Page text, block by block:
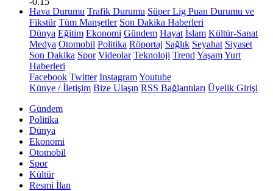
Hava Durumu Trafik Durumu Süper Lig Puan Durumu ve
Fikstür Tüm Manşetler Son Dakika Haberleri
Dünya Eğitim Ekonomi Gündem Hayat İslam Kültür-Sanat
Medya Otomobil Politika Röportaj Sağlık Seyahat Siyaset
Son Dakika Spor Videolar Teknoloji Trend YaşamYurt
Haberleri
Facebook Twitter InstagramYoutube
Künye / İletişim Bize Ulaşın RSS Bağlantıları Üyelik Girişi
Gündem
Politika
Dünya
Ekonomi
Otomobil
Spor
Kültür
Resmi İlan